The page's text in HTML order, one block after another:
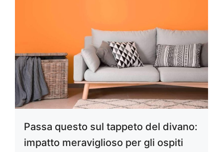
Passa questo sul tappeto del divano:
impatto meraviglioso per gli ospiti